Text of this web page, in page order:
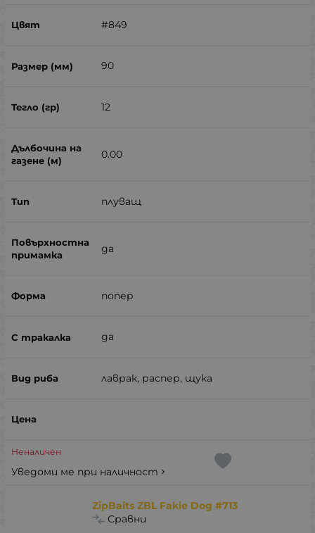
#849
90
12
0.00
плуващ
да
попер
да
лаврак, распер, щука
Неналичен
Уведоми ме при наличност
ZipBaits ZBL Fakie Dog #713
Сравни